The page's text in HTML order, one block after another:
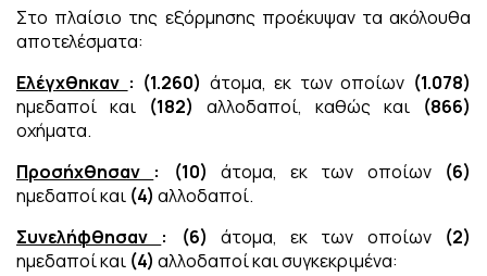
Στο πλαίσιο της εξόρμησης προέκυψαν τα ακόλουθα
αποτελέσματα:
Ελέγχθηκαν : (1.260) άτομα, εκ των οποίων (1.078)
ημεδαποί και (182) αλλοδαποί, καθώς και (866)
οχήματα.
Προσήχθησαν : (10) άτομα, εκ των οποίων (6)
ημεδαποί και (4) αλλοδαποί.
Συνελήφθησαν : (6) άτομα, εκ των οποίων (2)
ημεδαποί και (4) αλλοδαποί και συγκεκριμένα: